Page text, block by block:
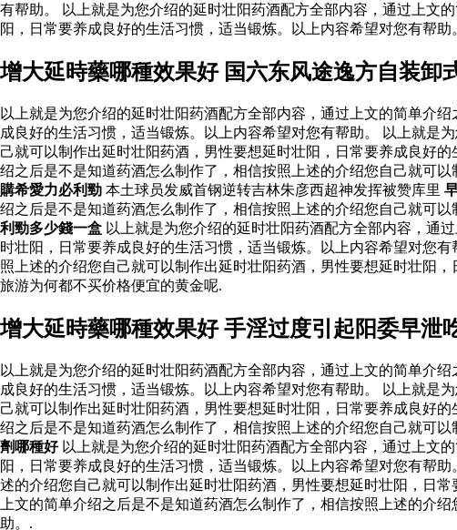
有帮助。 以上就是为您介绍的延时壮阳药酒配方全部内容，通过上文
阳，日常要养成良好的生活习惯，适当锻炼。以上内容希望对您有帮助
增大延時藥哪種效果好 国六东风途逸方自装卸
以上就是为您介绍的延时壮阳药酒配方全部内容，通过上文的简单介
成良好的生活习惯，适当锻炼。以上内容希望对您有帮助。 以上就是
己就可以制作出延时壮阳药酒，男性要想延时壮阳，日常要养成良好
绍之后是不是知道药酒怎么制作了，相信按照上述的介绍您自己就可
購希愛力必利勁 本土球员发威首钢逆转吉林朱彦西超神发挥被赞库里
绍之后是不是知道药酒怎么制作了，相信按照上述的介绍您自己就可
利勁多少錢一盒 以上就是为您介绍的延时壮阳药酒配方全部内容，通
时壮阳，日常要养成良好的生活习惯，适当锻炼。以上内容希望对您
照上述的介绍您自己就可以制作出延时壮阳药酒，男性要想延时壮阳
旅游为何都不买价格便宜的黄金呢.
增大延時藥哪種效果好 手淫过度引起阳委早泄
以上就是为您介绍的延时壮阳药酒配方全部内容，通过上文的简单介
成良好的生活习惯，适当锻炼。以上内容希望对您有帮助。 以上就是
己就可以制作出延时壮阳药酒，男性要想延时壮阳，日常要养成良好
绍之后是不是知道药酒怎么制作了，相信按照上述的介绍您自己就可
劑哪種好以上就是为您介绍的延时壮阳药酒配方全部内容，通过上文
阳，日常要养成良好的生活习惯，适当锻炼。以上内容希望对您有帮
述的介绍您自己就可以制作出延时壮阳药酒，男性要想延时壮阳，日
上文的简单介绍之后是不是知道药酒怎么制作了，相信按照上述的介
助。.